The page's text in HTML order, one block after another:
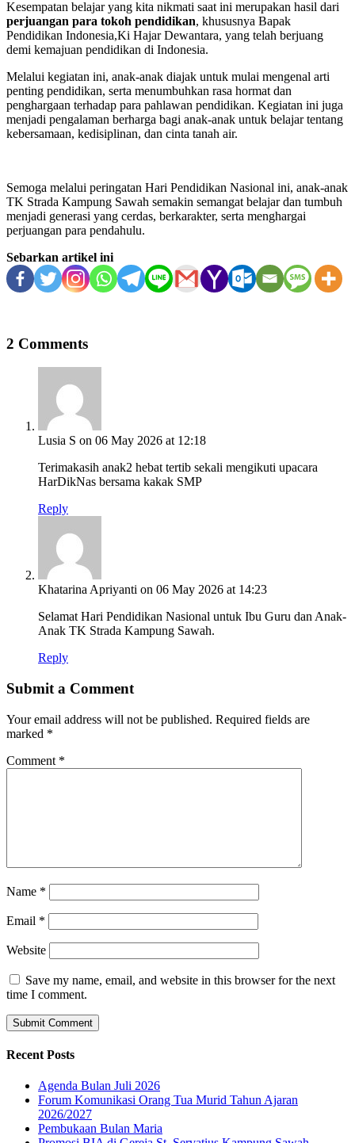
Kesempatan belajar yang kita nikmati saat ini merupakan hasil dari
perjuangan para tokoh pendidikan, khususnya Bapak
Pendidikan Indonesia,Ki Hajar Dewantara, yang telah berjuang
demi kemajuan pendidikan di Indonesia.
Melalui kegiatan ini, anak-anak diajak untuk mulai mengenal arti
penting pendidikan, serta menumbuhkan rasa hormat dan
penghargaan terhadap para pahlawan pendidikan. Kegiatan ini juga
menjadi pengalaman berharga bagi anak-anak untuk belajar tentang
kebersamaan, kedisiplinan, dan cinta tanah air.
Semoga melalui peringatan Hari Pendidikan Nasional ini, anak-anak
TK Strada Kampung Sawah semakin semangat belajar dan tumbuh
menjadi generasi yang cerdas, berkarakter, serta menghargai
perjuangan para pendahulu.
Sebarkan artikel ini
2 Comments
Lusia S on 06 May 2026 at 12:18
Terimakasih anak2 hebat tertib sekali mengikuti upacara
HarDikNas bersama kakak SMP
Reply
Khatarina Apriyanti on 06 May 2026 at 14:23
Selamat Hari Pendidikan Nasional untuk Ibu Guru dan Anak-
Anak TK Strada Kampung Sawah.
Reply
Submit a Comment
Your email address will not be published. Required fields are
marked *
Comment *
Name *
Email *
Website
Save my name, email, and website in this browser for the next
time I comment.
Recent Posts
Agenda Bulan Juli 2026
Forum Komunikasi Orang Tua Murid Tahun Ajaran
2026/2027
Pembukaan Bulan Maria